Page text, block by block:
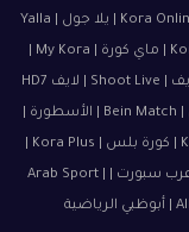
اكسترا | Koora Extra | cool kora | كورة اون لاين | Kora Online | يلا جول | Yalla
فيلكورة | Filkora | ياسين تيفي | Yacine TV | شوت لايف | Shoot Live | لايف HD7
| Livehd7 | بي إن سبورت | beIN Sports | بي إن ماتش | Bein Match | الأسطورة |
كورة 365 | Kora 365 | كورة 4 لايف | Koora 4 Live | عرب سبورت | Arab Sport |